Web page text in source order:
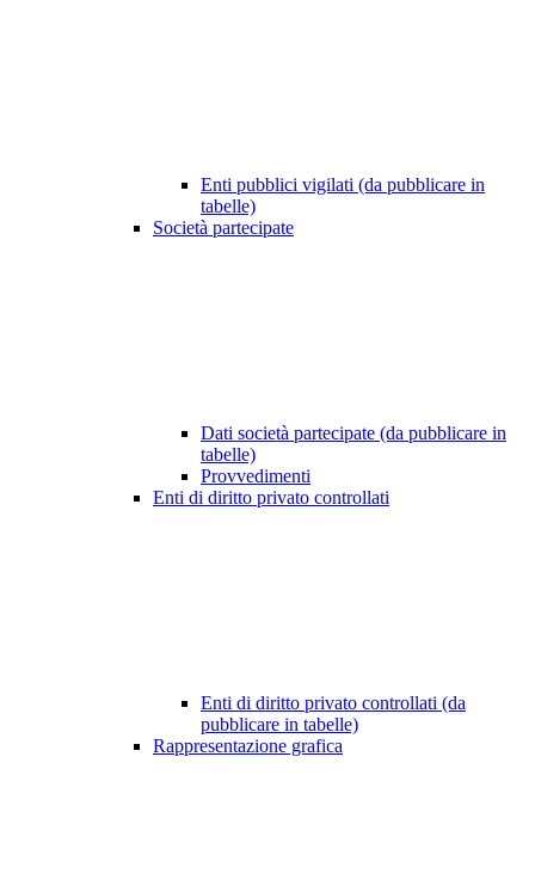
Enti pubblici vigilati (da pubblicare in
tabelle)
Società partecipate
Dati società partecipate (da pubblicare in
tabelle)
Provvedimenti
Enti di diritto privato controllati
Enti di diritto privato controllati (da
pubblicare in tabelle)
Rappresentazione grafica